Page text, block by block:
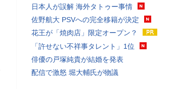
日本人が誤解 海外タトゥー事情
佐野航大 PSVへの完全移籍が決定
花王が「焼肉店」限定オープン？
「許せない不祥事タレント」1位
俳優の戸塚純貴が結婚を発表
配信で激怒 堀大輔氏が物議